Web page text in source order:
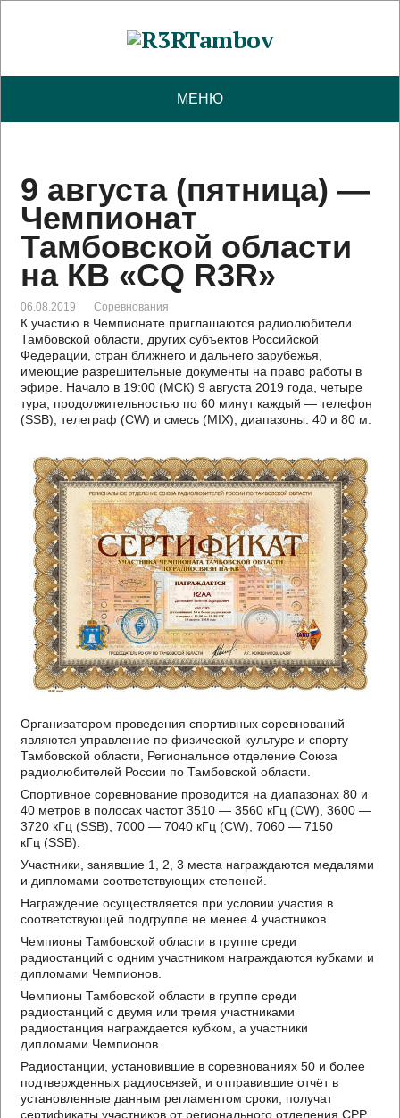
МЕНЮ
9 августа (пятница) —
Чемпионат
Тамбовской области
на КВ «CQ R3R»
06.08.2019 Соревнования
К участию в Чемпионате приглашаются радиолюбители
Тамбовской области, других субъектов Российской
Федерации, стран ближнего и дальнего зарубежья,
имеющие разрешительные документы на право работы в
эфире. Начало в 19:00 (МСК) 9 августа 2019 года, четыре
тура, продолжительностью по 60 минут каждый — телефон
(SSB), телеграф (CW) и смесь (MIX), диапазоны: 40 и 80 м.
Организатором проведения спортивных соревнований
являются управление по физической культуре и спорту
Тамбовской области, Региональное отделение Союза
радиолюбителей России по Тамбовской области.
Спортивное соревнование проводится на диапазонах 80 и
40 метров в полосах частот 3510 — 3560 кГц (CW), 3600 —
3720 кГц (SSB), 7000 — 7040 кГц (CW), 7060 — 7150
кГц (SSB).
Участники, занявшие 1, 2, 3 места награждаются медалями
и дипломами соответствующих степеней.
Награждение осуществляется при условии участия в
соответствующей подгруппе не менее 4 участников.
Чемпионы Тамбовской области в группе среди
радиостанций с одним участником награждаются кубками и
дипломами Чемпионов.
Чемпионы Тамбовской области в группе среди
радиостанций с двумя или тремя участниками
радиостанция награждается кубком, а участники
дипломами Чемпионов.
Радиостанции, установившие в соревнованиях 50 и более
подтвержденных радиосвязей, и отправившие отчёт в
установленные данным регламентом сроки, получат
сертификаты участников от регионального отделения СРР